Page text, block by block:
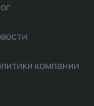
компании